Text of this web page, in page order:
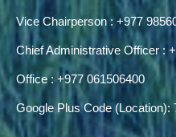
Vice Chairperson : +977
Chief Administrative Officer :
Office : +977 061506400
Google Plus Code (Location):